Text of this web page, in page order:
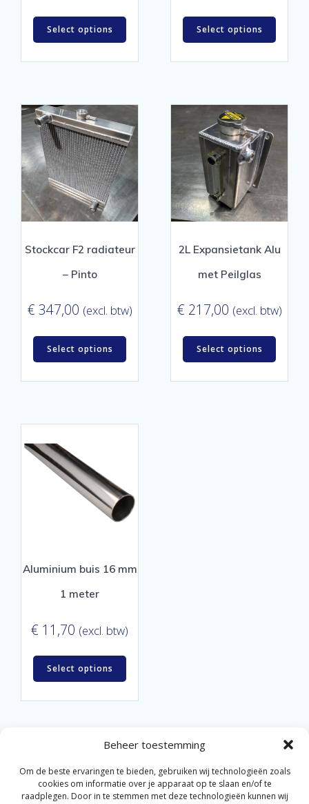
Beheer toestemming
Om de beste ervaringen te bieden, gebruiken wij technologieën zoals
cookies om informatie over je apparaat op te slaan en/of te
raadplegen. Door in te stemmen met deze technologieën kunnen wij
Select options Select options
Stockcar F2 radiateur
– Pinto
€ 347,00 (excl. btw)
Select options
2L Expansietank Alu
met Peilglas
€ 217,00 (excl. btw)
Select options
Aluminium buis 16 mm
1 meter
€ 11,70 (excl. btw)
Select options
3 4 … 17 18 19